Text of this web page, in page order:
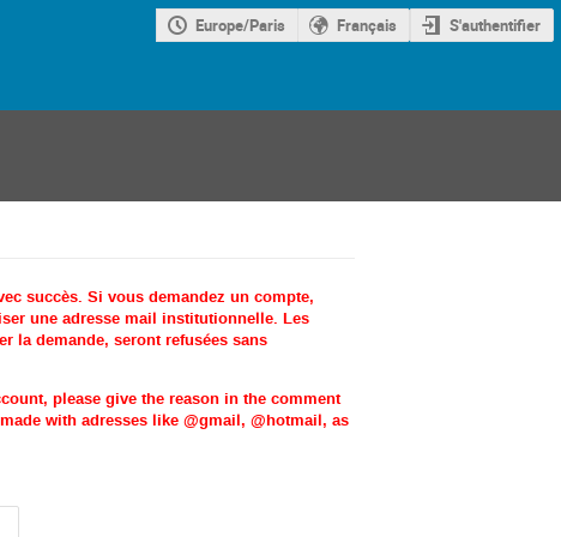
Europe/Paris Français S'authentifier
succès. Si vous demandez un compte,
une adresse mail institutionnelle. Les
la demande, seront refusées sans
please give the reason in the comment
with adresses like @gmail, @hotmail, as